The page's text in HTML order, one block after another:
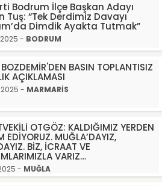
Bodrum İlçe Başkan Adayı
Tuş: “Tek Derdimiz Davayı
Dimdik Ayakta Tutmak”
- BODRUM
BASIN TOPLANTISIZ
AÇIKLAMASI
- MARMARİS
OTGÖZ: KALDIĞIMIZ YERDEN
EDİYORUZ. MUĞLA’DAYIZ,
BİZ, İCRAAT VE
VARIZ…
- MUĞLA